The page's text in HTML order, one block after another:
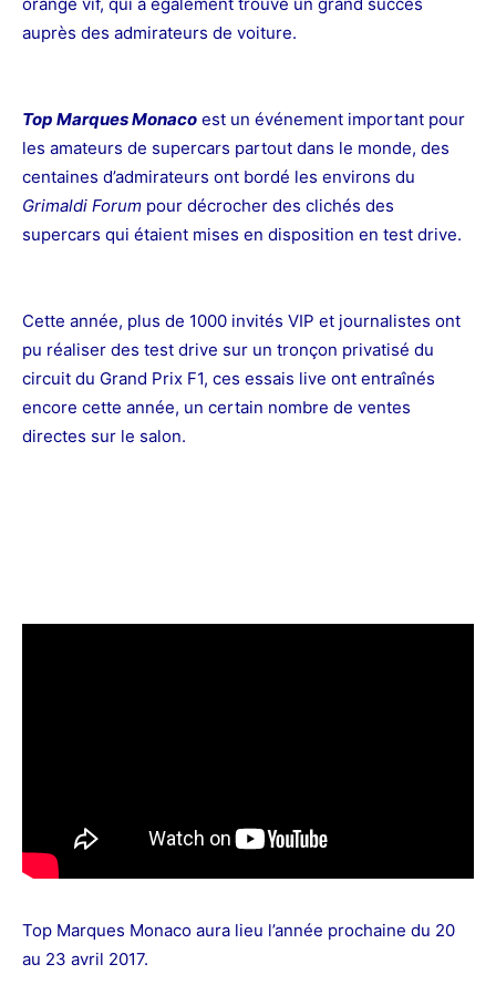
auprès des admirateurs de voiture.
Top Marques Monaco est un événement important pour
les amateurs de supercars partout dans le monde, des
centaines d’admirateurs ont bordé les environs du
Grimaldi Forum pour décrocher des clichés des
supercars qui étaient mises en disposition en test drive.
Cette année, plus de 1000 invités VIP et journalistes ont
pu réaliser des test drive sur un tronçon privatisé du
circuit du Grand Prix F1, ces essais live ont entraînés
encore cette année, un certain nombre de ventes
directes sur le salon.
Top Marques Monaco aura lieu l’année prochaine du 20
au 23 avril 2017.